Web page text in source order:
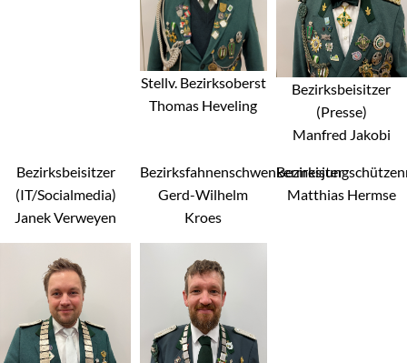
Stellv. Bezirksoberst
Thomas Heveling
Bezirksbeisitzer
(Presse)
Manfred Jakobi
Bezirksbeisitzer
(IT/Socialmedia)
Janek Verweyen
Bezirksfahnenschwenkermeister
Gerd-Wilhelm
Kroes
Matthias Hermse